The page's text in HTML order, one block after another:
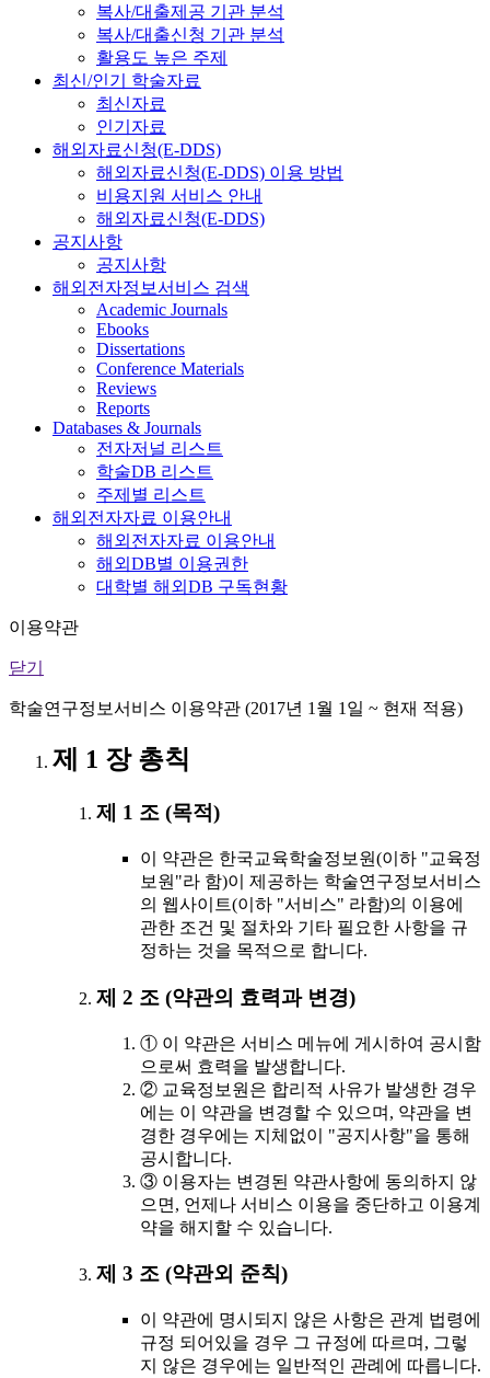
복사/대출제공 기관 분석
복사/대출신청 기관 분석
활용도 높은 주제
최신/인기 학술자료
최신자료
인기자료
해외자료신청(E-DDS)
해외자료신청(E-DDS) 이용 방법
비용지원 서비스 안내
해외자료신청(E-DDS)
공지사항
공지사항
해외전자정보서비스 검색
Academic Journals
Ebooks
Dissertations
Conference Materials
Reviews
Reports
Databases & Journals
전자저널 리스트
학술DB 리스트
주제별 리스트
해외전자자료 이용안내
해외전자자료 이용안내
해외DB별 이용권한
대학별 해외DB 구독현황
이용약관
닫기
학술연구정보서비스 이용약관 (2017년 1월 1일 ~ 현재 적용)
제 1 장 총칙
제 1 조 (목적)
이 약관은 한국교육학술정보원(이하 "교육정
보원"라 함)이 제공하는 학술연구정보서비스
의 웹사이트(이하 "서비스" 라함)의 이용에
관한 조건 및 절차와 기타 필요한 사항을 규
정하는 것을 목적으로 합니다.
제 2 조 (약관의 효력과 변경)
① 이 약관은 서비스 메뉴에 게시하여 공시함
으로써 효력을 발생합니다.
② 교육정보원은 합리적 사유가 발생한 경우
에는 이 약관을 변경할 수 있으며, 약관을 변
경한 경우에는 지체없이 "공지사항"을 통해
공시합니다.
③ 이용자는 변경된 약관사항에 동의하지 않
으면, 언제나 서비스 이용을 중단하고 이용계
약을 해지할 수 있습니다.
제 3 조 (약관외 준칙)
이 약관에 명시되지 않은 사항은 관계 법령에
규정 되어있을 경우 그 규정에 따르며, 그렇
지 않은 경우에는 일반적인 관례에 따릅니다.